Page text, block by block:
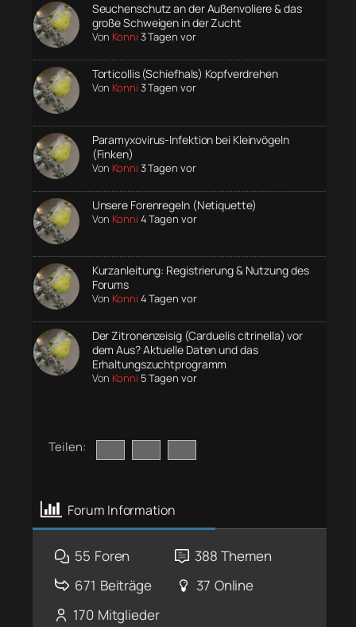
Seuchenschutz an der Außenvoliere & das
große Schweigen in der Zucht
Von Konni 3 Tagen vor
Torticollis (Schiefhals) Kopfverdrehen
Von Konni 3 Tagen vor
Paramyxovirus-Infektion bei Kleinvögeln
(Finken)
Von Konni 3 Tagen vor
Unsere Forenregeln (Netiquette)
Von Konni 4 Tagen vor
Kurzanleitung: Registrierung & Nutzung des
Forums
Von Konni 4 Tagen vor
Der Zitronenzeisig (Carduelis citrinella) vor
dem Aus? Aktuelle Daten und das
Erhaltungszuchtprogramm
Von Konni 5 Tagen vor
Teilen:
Forum Information
55 Foren 388 Themen
671 Beiträge 37 Online
170 Mitglieder